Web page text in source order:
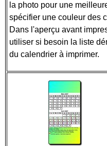
la photo pour une
spécifier une couleur des
Dans l'aperçu avant
utiliser si besoin la liste
du calendrier à imprimer.